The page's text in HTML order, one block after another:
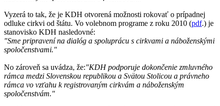
Vyzerá to tak, že je KDH otvorená možnosti rokovať o prípadnej
odluke cirkvi od štátu. Vo volebnom programe z roku 2010 (pdf.) je
stanovisko KDH nasledovné:
"Sme pripravení na dialóg a spoluprácu s cirkvami a náboženskými
spoločenstvami."
No zároveň sa uvádza, že:"KDH podporuje dokončenie zmluvného
rámca medzi Slovenskou republikou a Svätou Stolicou a právneho
rámca vo vzťahu k registrovaným cirkvám a náboženským
spoločenstvám."